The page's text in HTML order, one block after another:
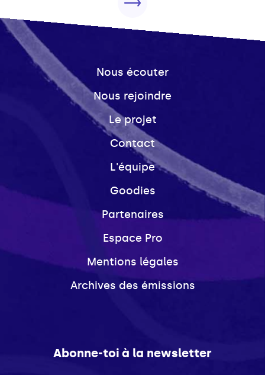
Nous écouter
Nous rejoindre
Le projet
Contact
L'équipe
Goodies
Partenaires
Espace Pro
Mentions légales
Archives des émissions
Abonne-toi à la newsletter